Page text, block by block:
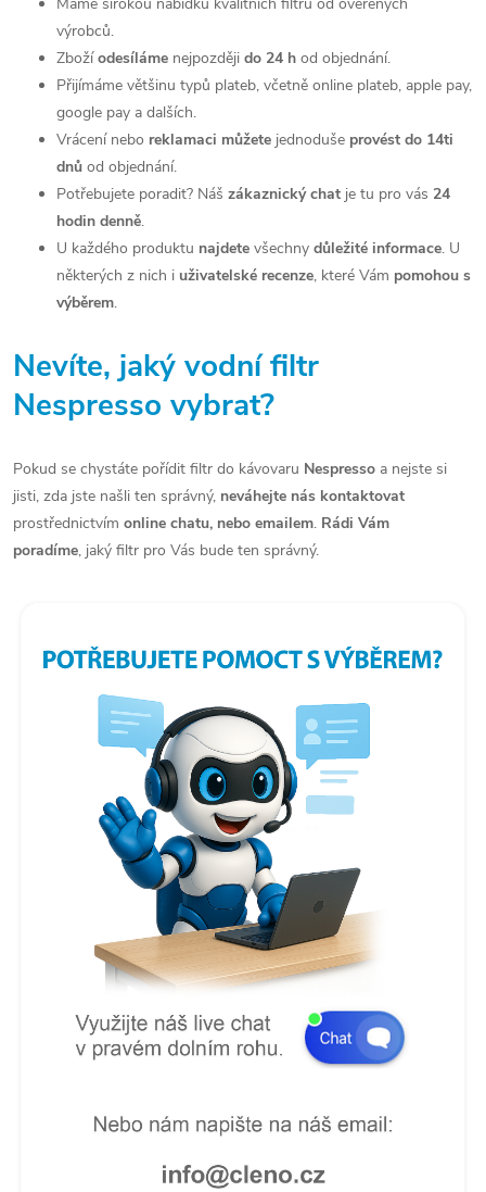
v
ý
i
s
u
výrobců.
Zbožíodesíláme nejpozději do 24 h od objednání.
Přijímáme většinu typů plateb, včetně online plateb, apple pay,
google pay a dalších.
Vrácení nebo reklamaci můžete jednoduše provést do 14ti
dnů od objednání.
Potřebujete poradit? Náš zákaznický chat je tu pro vás 24
hodin denně.
U každého produktu najdete všechny důležité informace. U
některých z nich i uživatelské recenze, které Vám pomohou s
výběrem.
Nevíte, jaký vodní filtr
Nespresso vybrat?
Pokud se chystáte pořídit filtr do kávovaru Nespresso a nejste si
jisti, zda jste našli ten správný, neváhejte nás kontaktovat
prostřednictvím online chatu, nebo emailem. Rádi Vám
poradíme, jaký filtr pro Vás bude ten správný.